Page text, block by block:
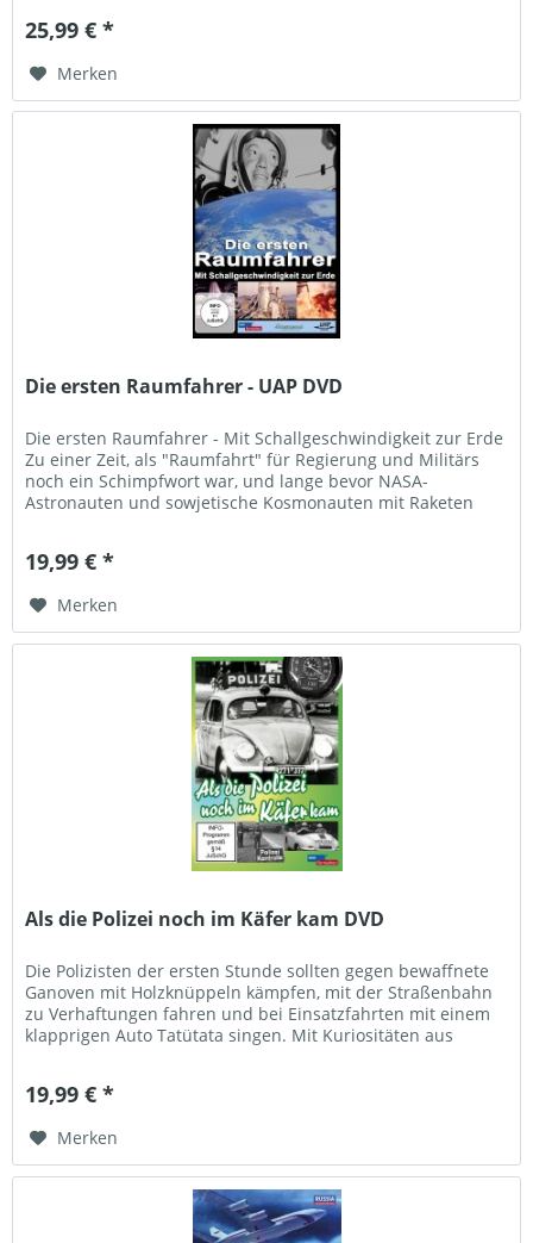
25,99 € *
Merken
Die ersten Raumfahrer - UAP DVD
Die ersten Raumfahrer - Mit Schallgeschwindigkeit zur Erde
Zu einer Zeit, als "Raumfahrt" für Regierung und Militärs
noch ein Schimpfwort war, und lange bevor NASA-
Astronauten und sowjetische Kosmonauten mit Raketen
19,99 € *
Merken
Als die Polizei noch im Käfer kam DVD
Die Polizisten der ersten Stunde sollten gegen bewaffnete
Ganoven mit Holzknüppeln kämpfen, mit der Straßenbahn
zu Verhaftungen fahren und bei Einsatzfahrten mit einem
klapprigen Auto Tatütata singen. Mit Kuriositäten aus
19,99 € *
Merken